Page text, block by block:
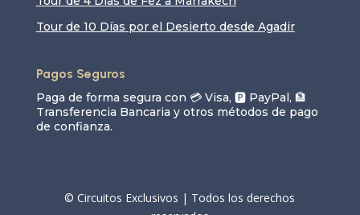
Tour de 10 Días por el Desierto desde Agadir
Pagos Seguros
Paga de forma segura con 💳 Visa, 🅿️ PayPal, 🏦
Transferencia Bancaria y otros métodos de pago
de confianza.
© Circuitos Exclusivos | Todos los derechos